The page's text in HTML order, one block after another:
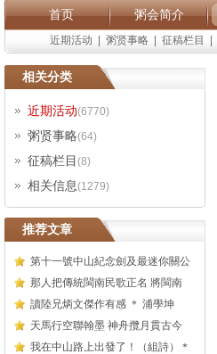
首页 粥会简介
近期活动 粥贤事略 征稿栏目
相关分类
近期活动(6770)
粥贤事略(64)
征稿栏目 (8)
相关信息(1279)
推荐文章
第十一號中山紀念劍及最迷你關公
那人把傳統閩南民歌正名 將閩南
讀陸兄炳文傑作有感 ＊ 浦學坤
天馬行空聯翰墨 神舟攬月貫古今
我在中山路上出發了！（組詩）＊